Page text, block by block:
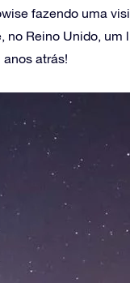
fazendo uma
Reino Unido,
atrás!